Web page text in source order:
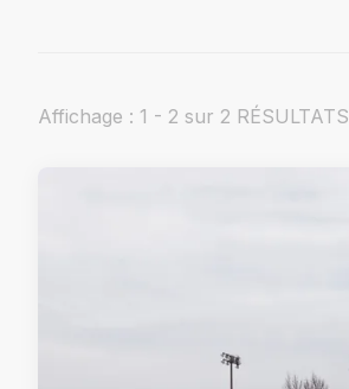
Affichage : 1 - 2 sur 2 RÉSULTATS